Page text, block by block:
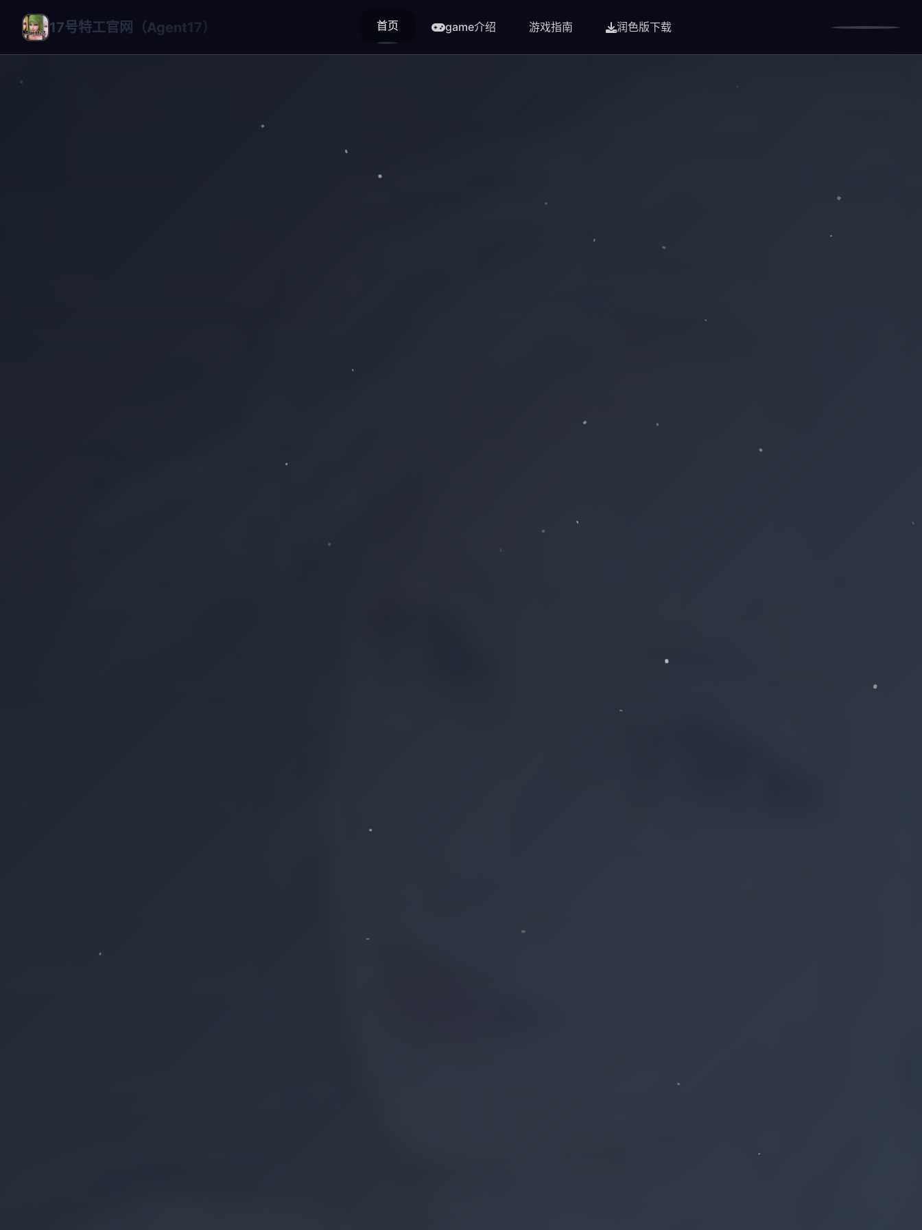
17号特工官网（Agent17） 首页 game介绍 游戏指南 润色版下载